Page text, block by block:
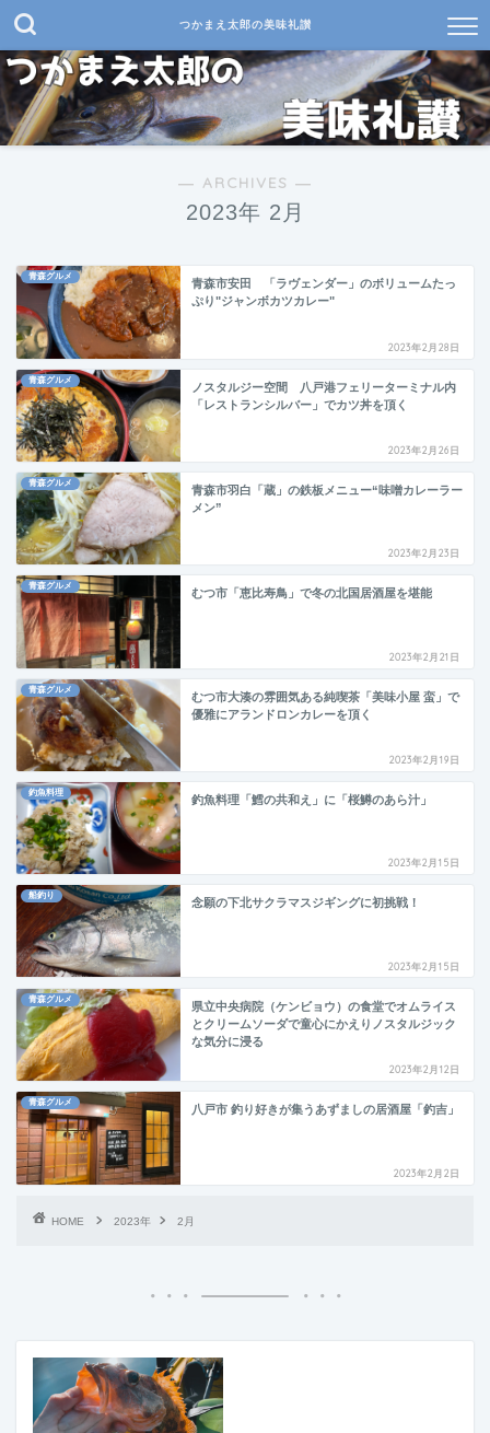
つかまえ太郎の美味礼讃
― ARCHIVES ―
2023年 2月
青森グルメ
青森市安田 「ラヴェンダー」のボリュームたっ
ぷり"ジャンボカツカレー"
2023年2月28日
青森グルメ
ノスタルジー空間 八戸港フェリーターミナル内
「レストランシルバー」でカツ丼を頂く
2023年2月26日
青森グルメ
青森市羽白「蔵」の鉄板メニュー“味噌カレーラー
メン”
2023年2月23日
青森グルメ
むつ市「恵比寿鳥」で冬の北国居酒屋を堪能
2023年2月21日
青森グルメ
むつ市大湊の雰囲気ある純喫茶「美味小屋 蛮」で
優雅にアランドロンカレーを頂く
2023年2月19日
釣魚料理
釣魚料理「鱈の共和え」に「桜鱒のあら汁」
2023年2月15日
船釣り
念願の下北サクラマスジギングに初挑戦！
2023年2月15日
青森グルメ
県立中央病院（ケンビョウ）の食堂でオムライス
とクリームソーダで童心にかえりノスタルジック
な気分に浸る
2023年2月12日
青森グルメ
八戸市 釣り好きが集うあずましの居酒屋「釣吉」
2023年2月2日
HOME 2023年 2月